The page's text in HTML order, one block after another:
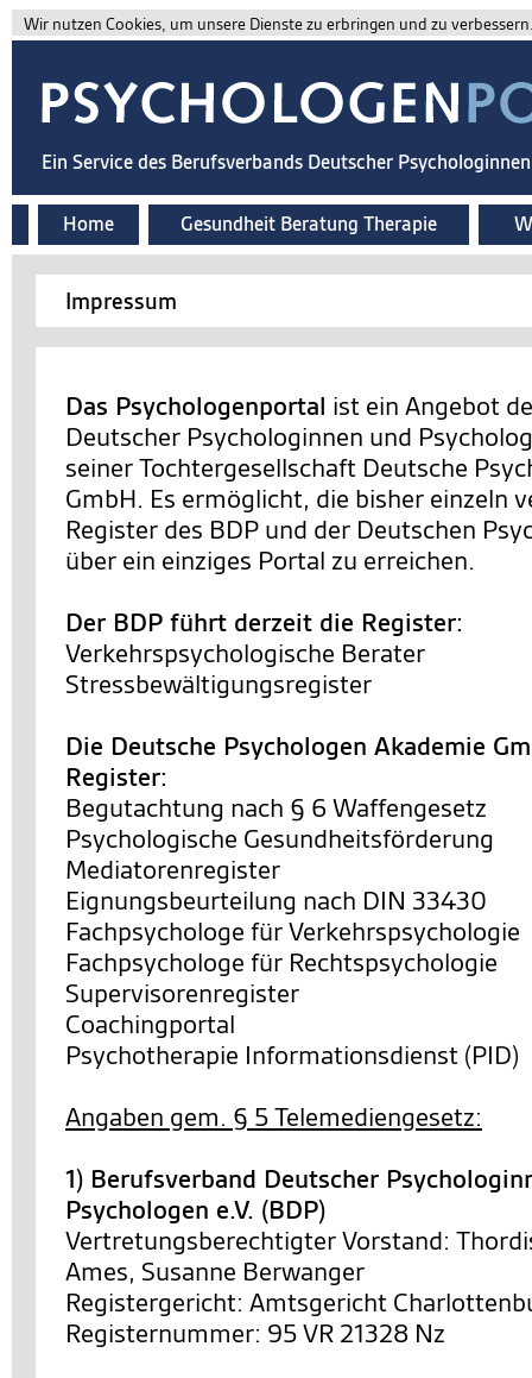
Wir nutzen Cookies, um unsere Dienste zu erbringen und zu
Ein Service des Berufsverbands Deutscher
Home Gesundheit Beratung Therapie
Impressum
Das Psychologenportal ist ein Angebot
Deutscher Psychologinnen und
seiner Tochtergesellschaft Deutsche
GmbH. Es ermöglicht, die bisher einzeln
Register des BDP und der Deutschen
über ein einziges Portal zu erreichen.
Der BDP führt derzeit die Register:
Verkehrspsychologische Berater
Stressbewältigungsregister
Die Deutsche Psychologen Akademie
Register:
Begutachtung nach § 6 Waffengesetz
Psychologische Gesundheitsförderung
Mediatorenregister
Eignungsbeurteilung nach DIN 33430
Fachpsychologe für Verkehrspsychologie
Fachpsychologe für Rechtspsychologie
Supervisorenregister
Coachingportal
Psychotherapie Informationsdienst (PID)
Angaben gem. § 5 Telemediengesetz:
1) Berufsverband Deutscher
Psychologen e.V. (BDP)
Vertretungsberechtigter Vorstand:
Ames, Susanne Berwanger
Registergericht: Amtsgericht
Registernummer: 95 VR 21328 Nz